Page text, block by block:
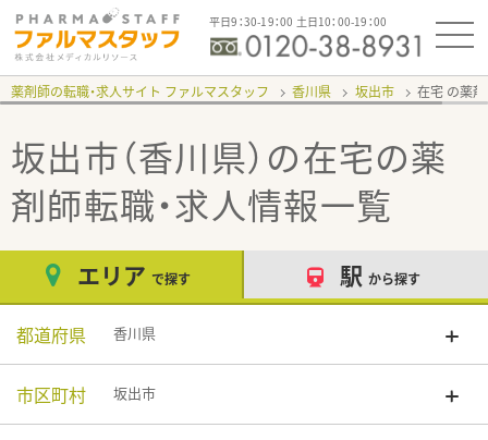
平日9：30-19：00 土日10：00-19：00
薬剤師の転職・求人サイト ファルマスタッフ 香川県 坂出市 在宅
坂出市（香川県）の在宅の薬
剤師転職・求人情報一覧
エリア で探す 駅 から探す
都道府県 香川県
市区町村 坂出市